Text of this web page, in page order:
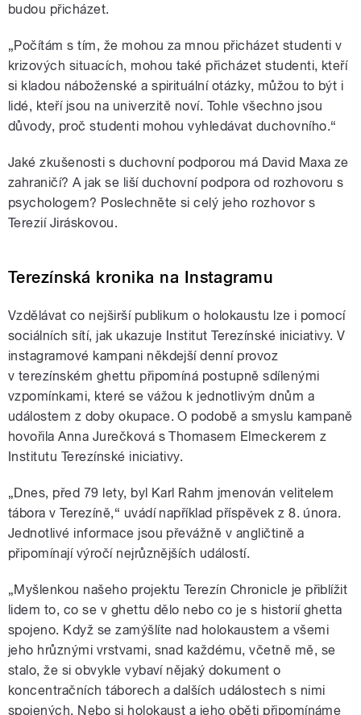
budou přicházet.
„Počítám s tím, že mohou za mnou přicházet studenti v
krizových situacích, mohou také přicházet studenti, kteří
si kladou náboženské a spirituální otázky, můžou to být i
lidé, kteří jsou na univerzitě noví. Tohle všechno jsou
důvody, proč studenti mohou vyhledávat duchovního.“
Jaké zkušenosti s duchovní podporou má David Maxa ze
zahraničí? A jak se liší duchovní podpora od rozhovoru s
psychologem? Poslechněte si celý jeho rozhovor s
Terezií Jiráskovou.
Terezínská kronika na Instagramu
Vzdělávat co nejširší publikum o holokaustu lze i pomocí
sociálních sítí, jak ukazuje Institut Terezínské iniciativy. V
instagramové kampani někdejší denní provoz
v terezínském ghettu připomíná postupně sdílenými
vzpomínkami, které se vážou k jednotlivým dnům a
událostem z doby okupace. O podobě a smyslu kampaně
hovořila Anna Jurečková s Thomasem Elmeckerem z
Institutu Terezínské iniciativy.
„Dnes, před 79 lety, byl Karl Rahm jmenován velitelem
tábora v Terezíně,“ uvádí například příspěvek z 8. února.
Jednotlivé informace jsou převážně v angličtině a
připomínají výročí nejrůznějších událostí.
„Myšlenkou našeho projektu Terezín Chronicle je přiblížit
lidem to, co se v ghettu dělo nebo co je s historií ghetta
spojeno. Když se zamýšlíte nad holokaustem a všemi
jeho hrůznými vrstvami, snad každému, včetně mě, se
stalo, že si obvykle vybaví nějaký dokument o
koncentračních táborech a dalších událostech s nimi
spojených. Nebo si holokaust a jeho oběti připomínáme